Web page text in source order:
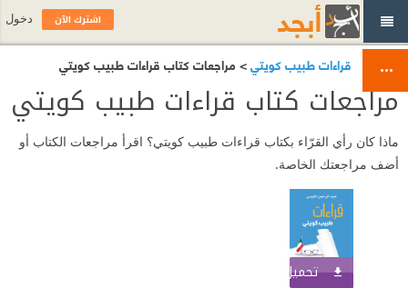
قراءات طبيب كويتي> مراجعات كتاب قراءات طبيب كويتي
مراجعات كتاب قراءات طبيب كويتي
ماذا كان رأي القرّاء بكتاب قراءات طبيب كويتي؟ اقرأ مراجعات الكتاب أو
أضف مراجعتك الخاصة.
تحميل الكتاب
اشترك الآن دخول